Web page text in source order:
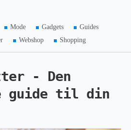
Mode Gadgets
Guides
Webshop Shopping
- Den
guide til din